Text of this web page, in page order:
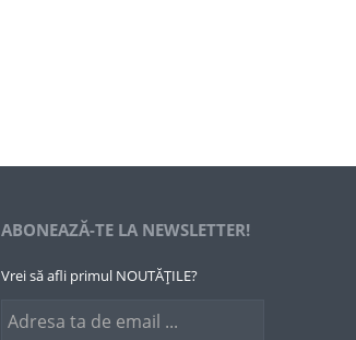
ABONEAZĂ-TE LA NEWSLETTER!
Vrei să afli primul NOUTĂȚILE?